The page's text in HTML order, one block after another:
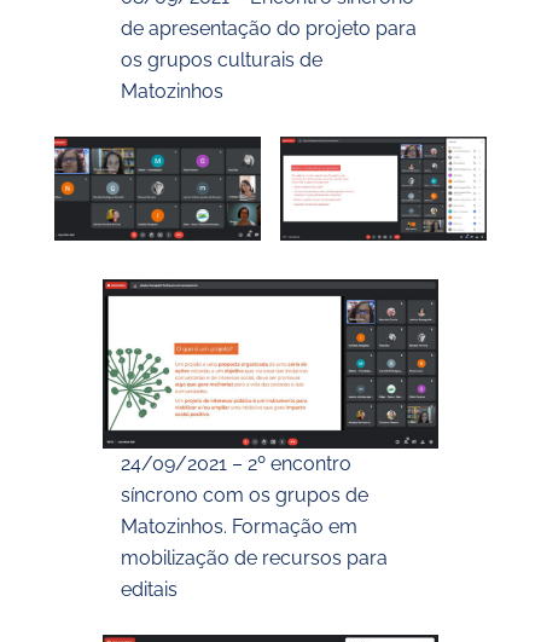
de apresentação do projeto para
os grupos culturais de
Matozinhos
24/09/2021 – 2º encontro
síncrono com os grupos de
Matozinhos. Formação em
mobilização de recursos para
editais